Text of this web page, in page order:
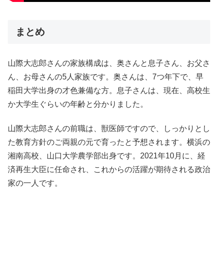
まとめ
山際大志郎さんの家族構成は、奥さんと息子さん、お父さ
ん、お母さんの5人家族です。奥さんは、7つ年下で、早
稲田大学出身の才色兼備な方。息子さんは、現在、高校生
か大学生ぐらいの年齢と分かりました。
山際大志郎さんの前職は、獣医師ですので、しっかりとし
た教育方針のご両親の元で育ったと予想されます。横浜の
湘南高校、山口大学農学部出身です。2021年10月に、経
済再生大臣に任命され、これからの活躍が期待される政治
家の一人です。